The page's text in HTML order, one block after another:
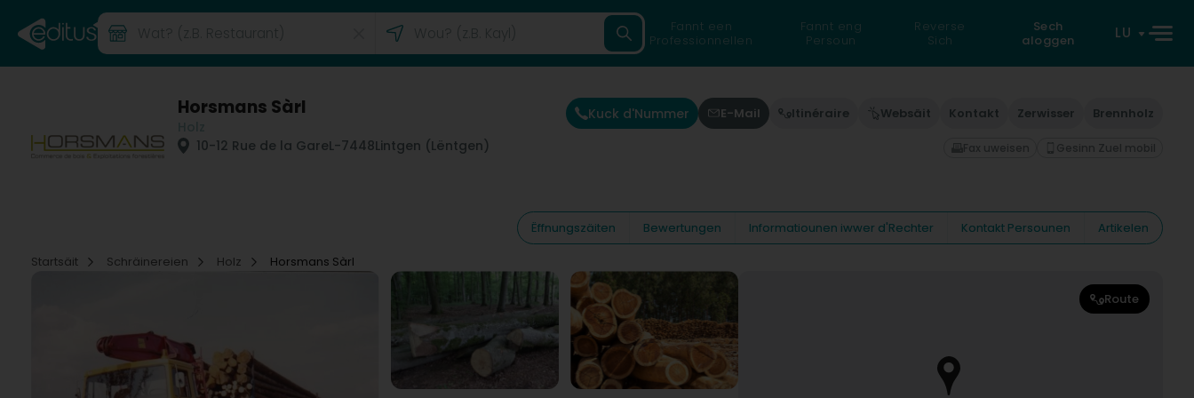
Fannt een
Professionnellen
Fannt eng
Persoun
Reverse
Sich
Sech
aloggen
LU
Horsmans Sàrl
10-12 Rue de la GareL-7448Lintgen (Lëntgen)
Kuck d'Nummer E-Mail Itinéraire Websäit Kontakt Zerwisser Brennholz
Fax uweisen Gesinn Zuel mobil
Ëffnungszäiten Bewertungen Informatiounen iwwer d'Rechter Kontakt Persounen
Artikelen
Startsäit
Schräinereien Holz Horsmans Sàrl
Route